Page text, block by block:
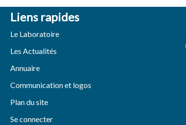
Liens rapides
Le Laboratoire
Les Actualités
Annuaire
Communication et logos
Plan du site
Se connecter